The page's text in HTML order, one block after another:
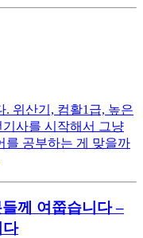
. 위산기, 컴활1급, 높은
사를 시작해서 그냥
를 공부하는 게 맞을까
께 여쭙습니다 –
다